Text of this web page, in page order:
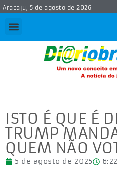
Aracaju, 5 de agosto de 2026
ISTO É QUE É
TRUMP
QUEM NÃO
5 de agosto de 2025